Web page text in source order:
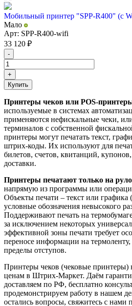
Мобильный принтер "SPP-R400" (с
Мало
Арт: SPP-R400-wifi
33 120 ₽
-
+
Купить
Принтеры чеков или POS-
используемые в системах
применяются нефискальные чеки,
терминалов с собственной
принтеры могут печатать текст,
штрих-коды. Их используют для
билетов, счетов, квитанций,
доставки.
Принтеры печатают только на
напрямую из программы или
Объекты печати – текст или
условные обозначения невысокого
Поддерживают печать на
за исключением некоторых
эффективной зоны печати требует
переносе информации на термоленту,
пределы отступов.
Принтеры чеков (чековые
ценам в Штрих-Маркет. Даём
доставляем по РФ, бесплатно
продемонстрируем работу в нашем
остались вопросы, свяжитесь с нами